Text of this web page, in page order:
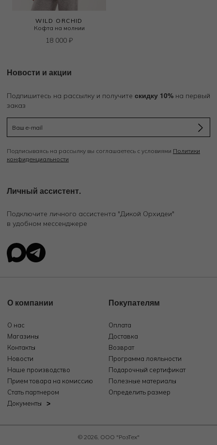
WILD ORCHID
Кофта на молнии
18 000 ₽
Новости и акции
Подпишитесь на рассылку и получите скидку 10% на первый
заказ
Подписываясь на рассылку вы соглашаетесь с условиями Политики
конфиденциальности
Личный ассистент.
Подключите личного ассистента "Дикой Орхидеи"
в удобном мессенджере
О компании
О нас
Магазины
Контакты
Новости
Наше производство
Прием товара на комиссию
Стать партнером
Документы
Покупателям
Оплата
Доставка
Возврат
Программа лояльности
Подарочный сертификат
Полезные материалы
Определить размер
© 2026, ООО "РозТех"